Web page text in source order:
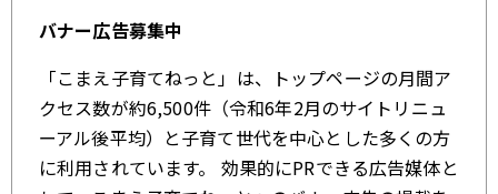
バナー広告募集中
「こまえ子育てねっと」は、トップページの月間ア
クセス数が約6,500件（令和6年2月のサイトリニュ
ーアル後平均）と子育て世代を中心とした多くの方
に利用されています。 効果的にPRできる広告媒体と